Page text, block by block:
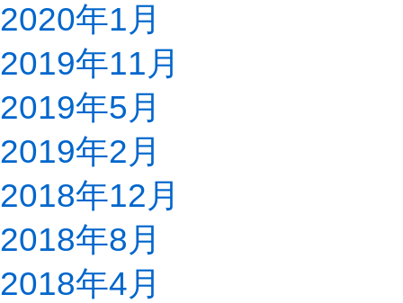
2020年1月
2019年11月
2019年5月
2019年2月
2018年12月
2018年8月
2018年4月